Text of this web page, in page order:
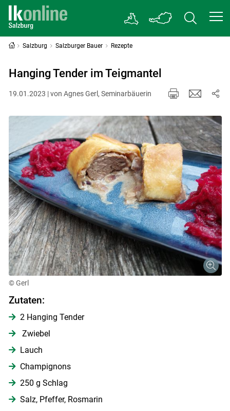
Salzburg Salzburger Bauer Rezepte
Hanging Tender im Teigmantel
19.01.2023 | von Agnes Gerl, Seminarbäuerin
© Gerl
Zutaten:
2 Hanging Tender
Zwiebel
Lauch
Champignons
250 g Schlag
Salz, Pfeffer, Rosmarin